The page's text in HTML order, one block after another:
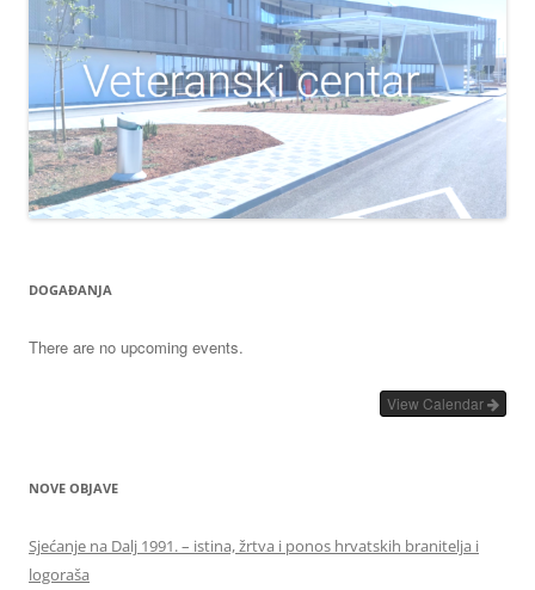
DOGAĐANJA
There are no upcoming events.
View Calendar
NOVE OBJAVE
Sjećanje na Dalj 1991. – istina, žrtva i ponos hrvatskih branitelja i
logoraša